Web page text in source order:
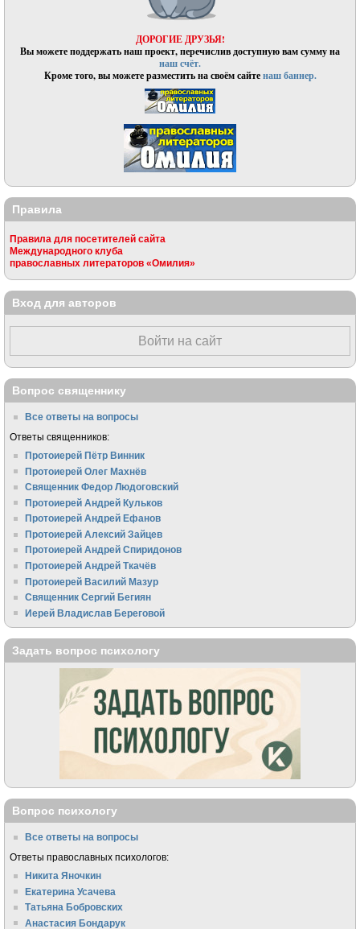
ДОРОГИЕ ДРУЗЬЯ!
Вы можете поддержать наш проект, перечислив доступную вам сумму на
наш счёт.
Кроме того, вы можете разместить на своём сайтенаш баннер.
Правила
Правила для посетителей сайта
Международного клуба
православных литераторов «Омилия»
Вход для авторов
Войти на сайт
Вопрос священнику
Все ответы на вопросы
Ответы священников:
Протоиерей Пётр Винник
Протоиерей Олег Махнёв
Священник Федор Людоговский
Протоиерей Андрей Кульков
Протоиерей Андрей Ефанов
Протоиерей Алексий Зайцев
Протоиерей Андрей Спиридонов
Протоиерей Андрей Ткачёв
Протоиерей Василий Мазур
Священник Сергий Бегиян
Иерей Владислав Береговой
Задать вопрос психологу
Вопрос психологу
Все ответы на вопросы
Ответы православных психологов:
Никита Яночкин
Екатерина Усачева
Татьяна Бобровских
Анастасия Бондарук